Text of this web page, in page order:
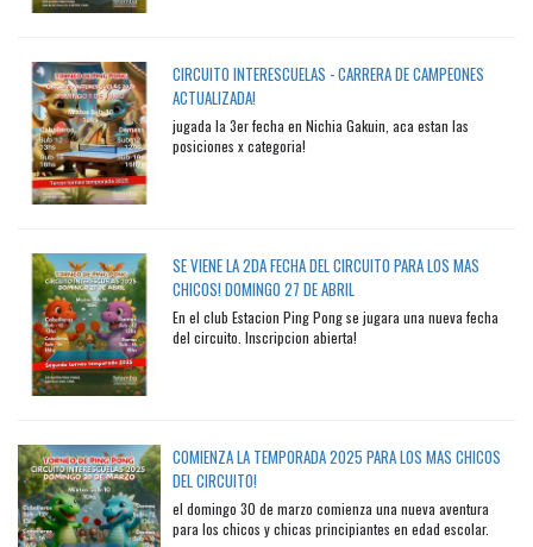
CIRCUITO INTERESCUELAS - CARRERA DE CAMPEONES
ACTUALIZADA!
jugada la 3er fecha en Nichia Gakuin, aca estan las
posiciones x categoria!
SE VIENE LA 2DA FECHA DEL CIRCUITO PARA LOS MAS
CHICOS! DOMINGO 27 DE ABRIL
En el club Estacion Ping Pong se jugara una nueva fecha
del circuito. Inscripcion abierta!
COMIENZA LA TEMPORADA 2025 PARA LOS MAS CHICOS
DEL CIRCUITO!
el domingo 30 de marzo comienza una nueva aventura
para los chicos y chicas principiantes en edad escolar.